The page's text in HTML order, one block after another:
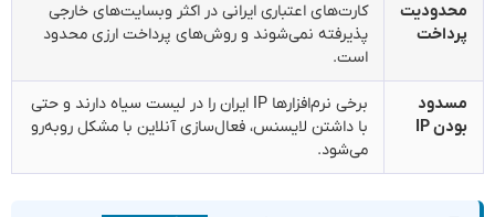
محدودیت
پرداخت
کارت‌های اعتباری ایرانی در اکثر وبسایت‌های خارجی
پذیرفته نمی‌شوند و روش‌های پرداخت ارزی محدود
است.
مسدود
بودن IP
برخی نرم‌افزارها IP ایران را در لیست سیاه دارند و حتی
با داشتن لایسنس، فعال‌سازی آنلاین با مشکل روبه‌رو
می‌شود.